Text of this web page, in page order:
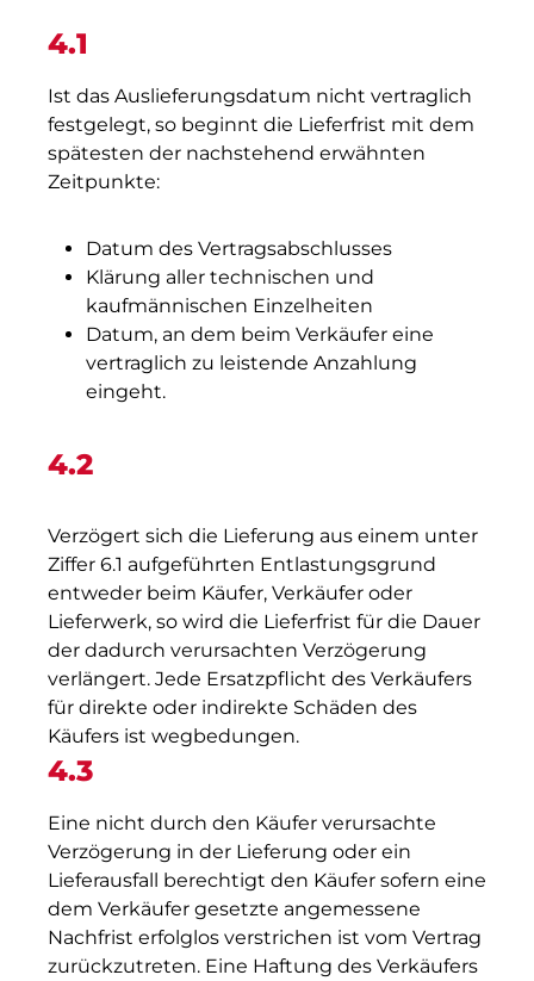
4.1
Ist das Auslieferungsdatum nicht vertraglich
festgelegt, so beginnt die Lieferfrist mit dem
spätesten der nachstehend erwähnten
Zeitpunkte:
Datum des Vertragsabschlusses
Klärung aller technischen und
kaufmännischen Einzelheiten
Datum, an dem beim Verkäufer eine
vertraglich zu leistende Anzahlung
eingeht.
4.2
Verzögert sich die Lieferung aus einem unter
Ziffer 6.1 aufgeführten Entlastungsgrund
entweder beim Käufer, Verkäufer oder
Lieferwerk, so wird die Lieferfrist für die Dauer
der dadurch verursachten Verzögerung
verlängert. Jede Ersatzpflicht des Verkäufers
für direkte oder indirekte Schäden des
Käufers ist wegbedungen.
4.3
Eine nicht durch den Käufer verursachte
Verzögerung in der Lieferung oder ein
Lieferausfall berechtigt den Käufer sofern eine
dem Verkäufer gesetzte angemessene
Nachfrist erfolglos verstrichen ist vom Vertrag
zurückzutreten. Eine Haftung des Verkäufers